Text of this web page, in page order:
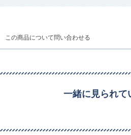
この商品について問い合わせる
一緒に見られて